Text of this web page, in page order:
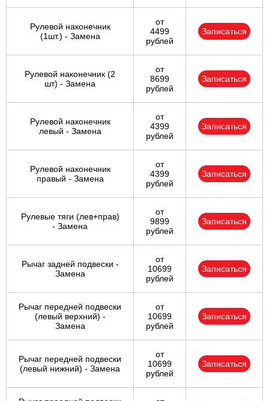
Рулевой наконечник
(1шт.) - Замена
от
4499
рублей
Записаться
Рулевой наконечник (2
шт) - Замена
от
8699
рублей
Записаться
Рулевой наконечник
левый - Замена
от
4399
рублей
Записаться
Рулевой наконечник
правый - Замена
от
4399
рублей
Записаться
Рулевые тяги (лев+прав)
- Замена
от
9899
рублей
Записаться
Рычаг задней подвески -
Замена
от
10699
рублей
Записаться
Рычаг передней подвески
(левый верхний) -
Замена
от
10699
рублей
Записаться
Рычаг передней подвески
(левый нижний) - Замена
от
10699
рублей
Записаться